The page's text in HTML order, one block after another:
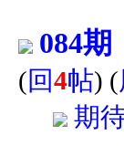
084
(回4帖) (
期